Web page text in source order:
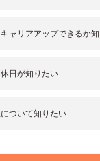
ャリアアップできるか
日が知りたい
ついて知りたい